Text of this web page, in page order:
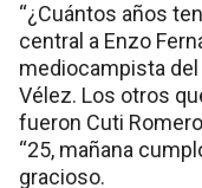
“¿Cuántos años
central a Enzo
mediocampista del
Vélez. Los otros
fueron Cuti
“25, mañana
gracioso.